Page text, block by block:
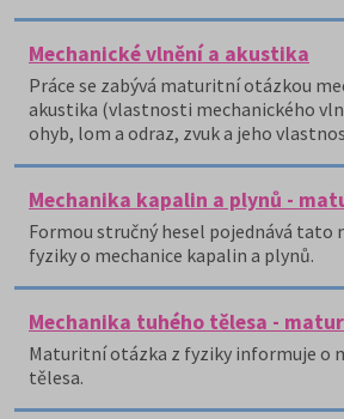
Mechanické vlnění a akustika
Práce se zabývá maturitní otázkou
akustika (vlastnosti mechanického
ohyb, lom a odraz, zvuk a jeho
Mechanika kapalin a plynů -
Formou stručný hesel pojednává
fyziky o mechanice kapalin a plynů.
Mechanika tuhého tělesa -
Maturitní otázka z fyziky informuje o
tělesa.